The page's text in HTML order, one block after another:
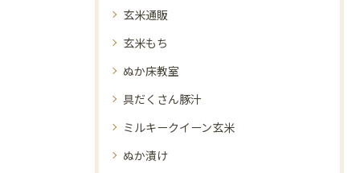
玄米通販
玄米もち
ぬか床教室
具だくさん豚汁
ミルキークイーン玄米
ぬか漬け